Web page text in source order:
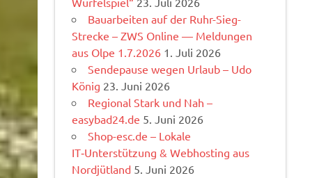
Bauarbeiten auf der Ruhr-Sieg-
Strecke – ZWS Online — Meldungen
aus Olpe 1.7.2026 1. Juli 2026
Sendepause wegen Urlaub – Udo
König 23. Juni 2026
Regional Stark und Nah –
easybad24.de 5. Juni 2026
Shop-esc.de – Lokale
IT‑Unterstützung & Webhosting aus
Nordjütland 5. Juni 2026